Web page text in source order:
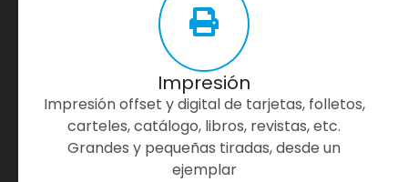
Impresión
Impresión offset y digital de tarjetas, folletos,
carteles, catálogo, libros, revistas, etc.
Grandes y pequeñas tiradas, desde un
ejemplar